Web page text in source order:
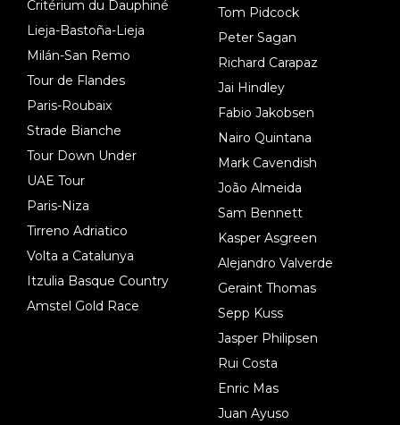
Critérium du Dauphiné
Lieja-Bastoña-Lieja
Milán-San Remo
Tour de Flandes
Paris-Roubaix
Strade Bianche
Tour Down Under
UAE Tour
Paris-Niza
Tirreno Adriatico
Volta a Catalunya
Itzulia Basque Country
Amstel Gold Race
Tom Pidcock
Peter Sagan
Richard Carapaz
Jai Hindley
Fabio Jakobsen
Nairo Quintana
Mark Cavendish
João Almeida
Sam Bennett
Kasper Asgreen
Alejandro Valverde
Geraint Thomas
Sepp Kuss
Jasper Philipsen
Rui Costa
Enric Mas
Juan Ayuso